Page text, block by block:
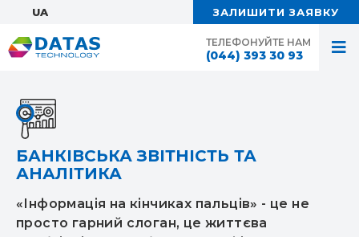
ТЕЛЕФОНУЙТЕ НАМ
(044) 393 30 93
UA: ЗАЛИШИТИ ЗАЯВКУ
БАНКІВСЬКА ЗВІТНІСТЬ ТА
АНАЛІТИКА
«Інформація на кінчиках пальців» - це не
просто гарний слоган, це життєва